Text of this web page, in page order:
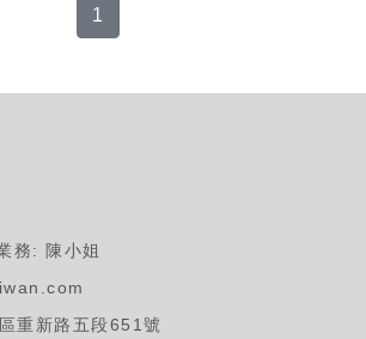
1
務: 陳小姐
重新路五段651號